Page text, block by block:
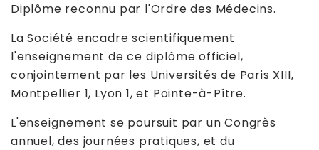
Diplôme reconnu par l'Ordre des Médecins.
La Société encadre scientifiquement
l'enseignement de ce diplôme officiel,
conjointement par les Universités de Paris XIII,
Montpellier 1, Lyon 1, et Pointe-à-Pître.
L'enseignement se poursuit par un Congrès
annuel, des journées pratiques, et du